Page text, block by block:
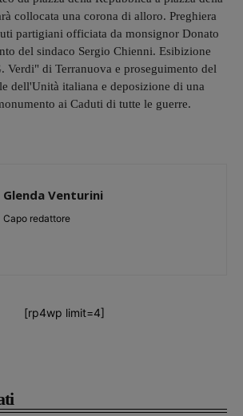
collocata una corona di alloro. Preghiera
partigiani officiata da monsignor Donato
del sindaco Sergio Chienni. Esibizione
Verdi" di Terranuova e proseguimento del
dell'Unità italiana e deposizione di una
ai Caduti di tutte le guerre.
Glenda Venturini
Capo redattore
[rp4wp limit=4]